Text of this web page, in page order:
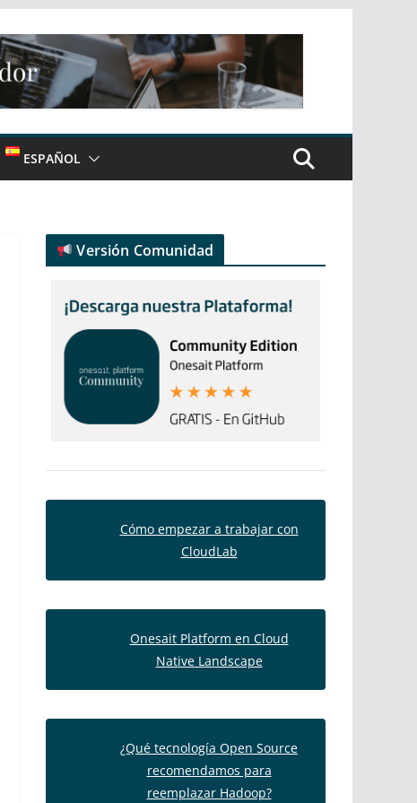
ESPAÑOL
Versión Comunidad
Cómo empezar a trabajar con
CloudLab
Onesait Platform en Cloud
Native Landscape
¿Qué tecnología Open Source
recomendamos para
reemplazar Hadoop?